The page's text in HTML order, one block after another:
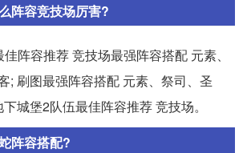
阵容竞技场厉害?
阵容推荐 竞技场最强阵容搭配 元素、
; 刷图最强阵容搭配 元素、祭司、圣
城堡2队伍最佳阵容推荐 竞技场。
阵容搭配?